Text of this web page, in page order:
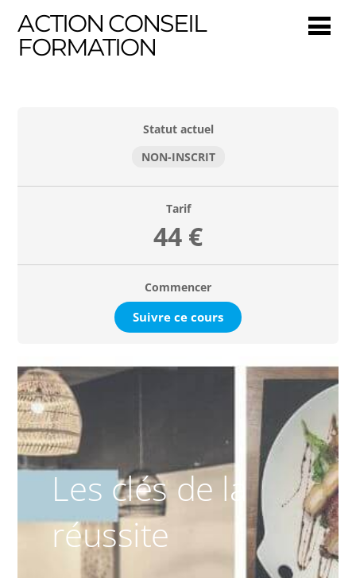
ACTION CONSEIL
FORMATION
Statut actuel
NON-INSCRIT
Tarif
44 €
Commencer
Suivre ce cours
Les clés de la
réussite